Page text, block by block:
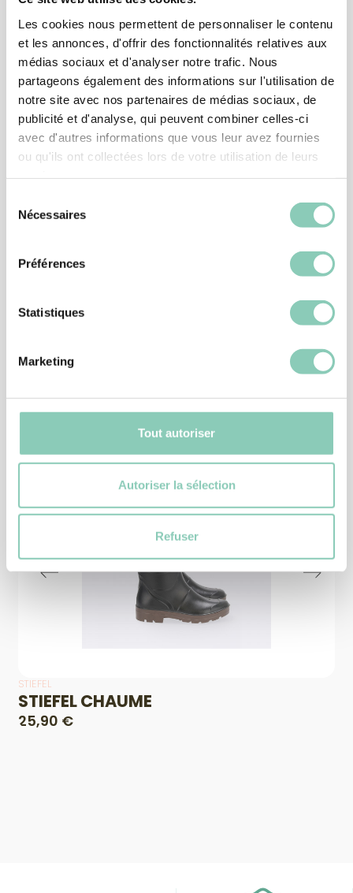
Les cookies nous permettent de personnaliser le contenu
et les annonces, d'offrir des fonctionnalités relatives aux
médias sociaux et d'analyser notre trafic. Nous
partageons également des informations sur l'utilisation de
notre site avec nos partenaires de médias sociaux, de
publicité et d'analyse, qui peuvent combiner celles-ci
avec d'autres informations que vous leur avez fournies
ou qu'ils ont collectées lors de votre utilisation de leurs
Nécessaires
Préférences
Statistiques
Marketing
Tout autoriser
Autoriser la sélection
Refuser
HANDSCHUH CONTROL
Ähnliche Produkte
STIEFEL
STIEFEL CHAUME
25,90 €